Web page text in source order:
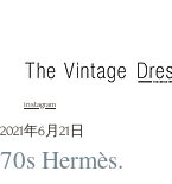
instagram
70s Hermès.
2021年6月21日